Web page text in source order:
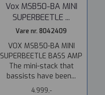
Vox MSB50-BA MINI
SUPERBEETLE ...
Vare nr. 8042409
VOX MSB50-BA MINI
SUPERBEETLE BASS AMP
The mini-stack that
bassists have been...
4.999,-